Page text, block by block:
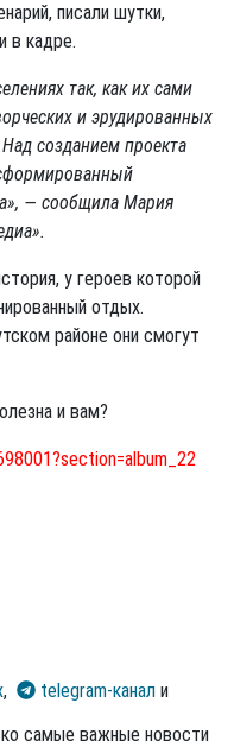
писали шутки,
в кадре.
так, как их сами
и эрудированных
созданием проекта
— сообщила Мария
у героев которой
отдых.
районе они смогут
и вам?
, telegram-канал и
самые важные новости